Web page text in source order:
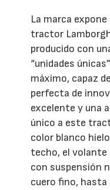
La marca
tractor
producido con
“unidades
máximo, capaz
perfecta de
excelente y una
único a este
color blanco
techo, el volante
con suspensión
cuero fino,